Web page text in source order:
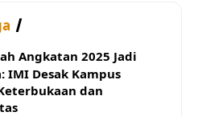
Angkatan 2025 Jadi
IMI Desak Kampus
dan